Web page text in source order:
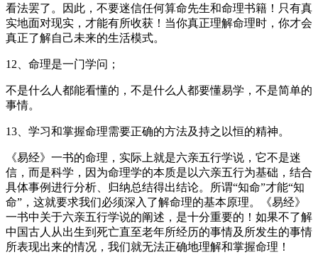
看法罢了。因此，不要迷信任何算命先生和命理书籍！只有真
实地面对现实，才能有所收获！当你真正理解命理时，你才会
真正了解自己未来的生活模式。
12、命理是一门学问；
不是什么人都能看懂的，不是什么人都要懂易学，不是简单的
事情。
13、学习和掌握命理需要正确的方法及持之以恒的精神。
《易经》一书的命理，实际上就是六亲五行学说，它不是迷
信，而是科学，因为命理学的本质是以六亲五行为基础，结合
具体事例进行分析、归纳总结得出结论。所谓“知命”才能“知
命”，这就要求我们必须深入了解命理的基本原理。《易经》
一书中关于六亲五行学说的阐述，是十分重要的！如果不了解
中国古人从出生到死亡直至老年所经历的事情及所发生的事情
所表现出来的情况，我们就无法正确地理解和掌握命理！